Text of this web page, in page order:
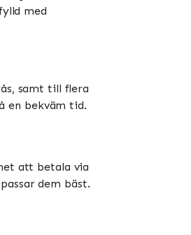
med
samt till flera
en bekväm tid​​​​.
att betala via
dem bäst​​.